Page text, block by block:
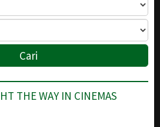
THE WAY IN CINEMAS